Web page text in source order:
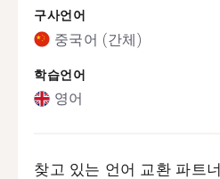
구사언어
중국어 (간체)
학습언어
영어
찾고 있는 언어 교환 파트너